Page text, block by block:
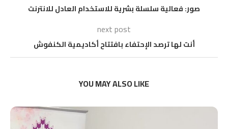
صور: فعالية سلسلة بشرية للاستخدام العادل للانترنت
next post
أنت لها ترصد الإحتفاء بافتتاح أكاديمية الكنفوش
YOU MAY ALSO LIKE